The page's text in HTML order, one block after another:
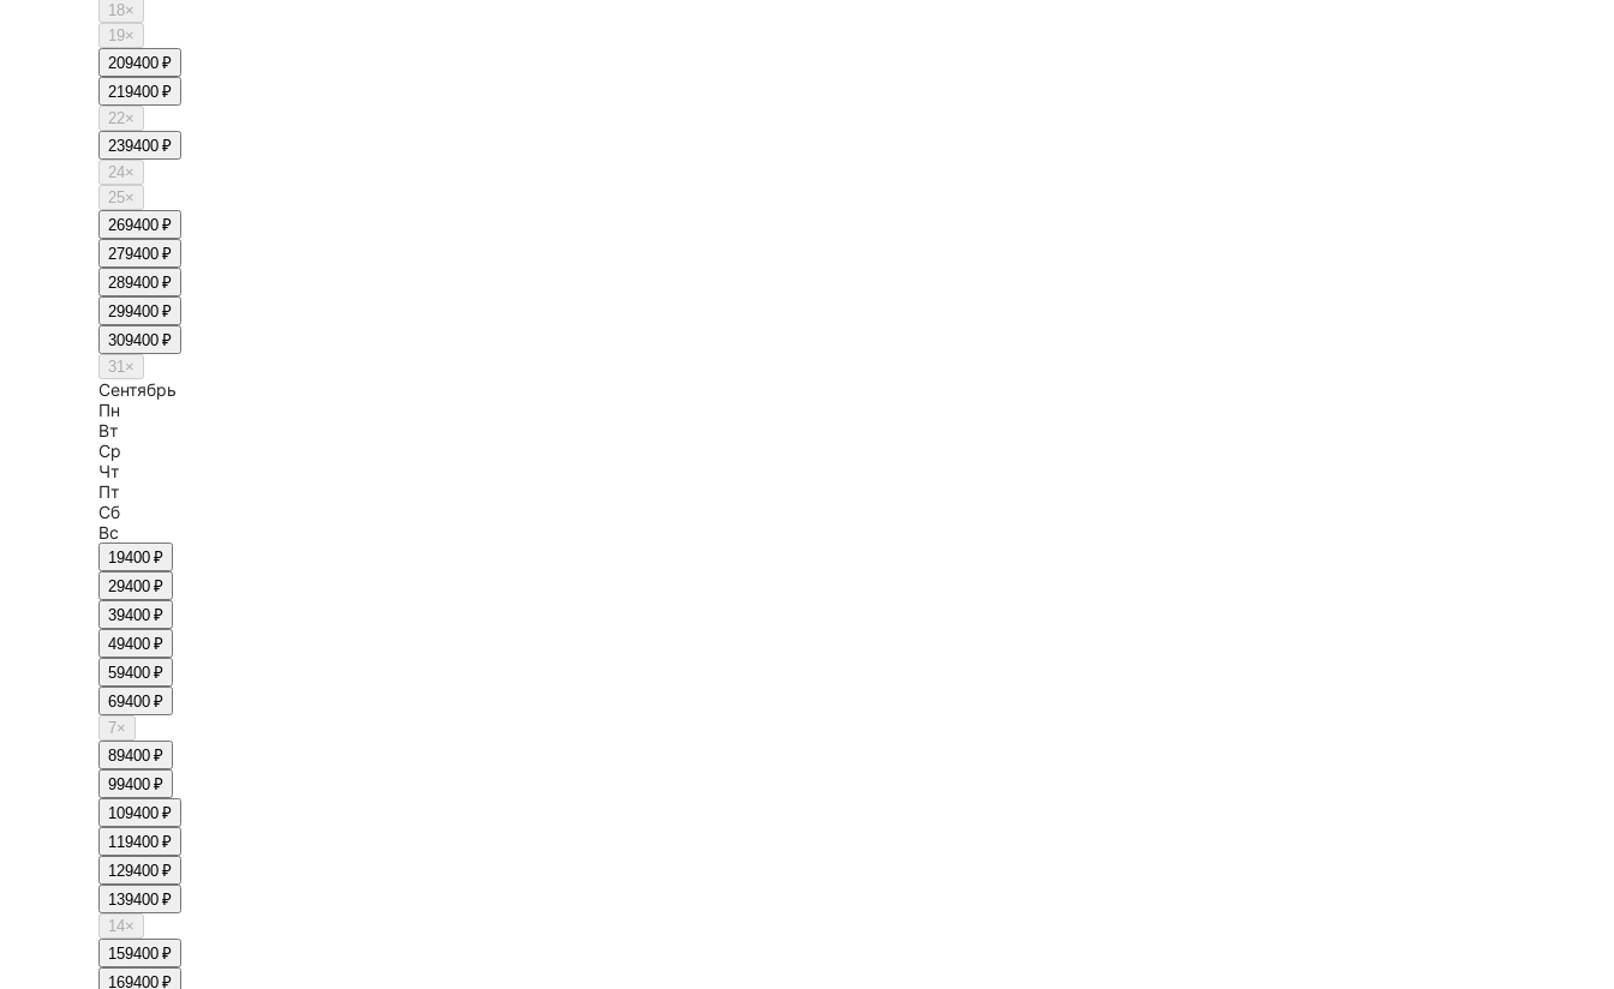
18×
19×
209400 ₽
219400 ₽
22×
239400 ₽
24×
25×
269400 ₽
279400 ₽
289400 ₽
299400 ₽
309400 ₽
31×
Сентябрь
Пн
Вт
Ср
Чт
Пт
Сб
Вс
19400 ₽
29400 ₽
39400 ₽
49400 ₽
59400 ₽
69400 ₽
7×
89400 ₽
99400 ₽
109400 ₽
119400 ₽
129400 ₽
139400 ₽
14×
159400 ₽
169400 ₽